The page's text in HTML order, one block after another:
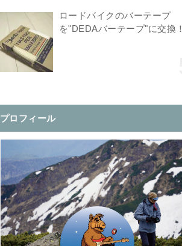
ロードバイクのバーテープ
を"DEDAバーテープ"に交換！
プロフィール